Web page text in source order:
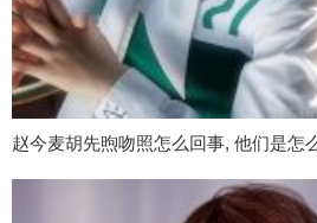
赵今麦胡先煦吻照怎么回事, 他们是怎